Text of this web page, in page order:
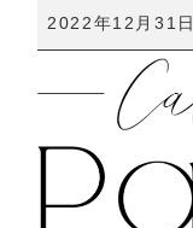
む
し
2022年12月31日